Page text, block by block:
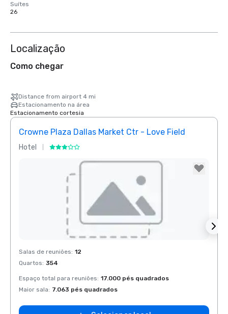
Suítes
26
Localização
Como chegar
Distance from airport 4 mi
Estacionamento na área
Estacionamento cortesia
Crowne Plaza Dallas Market Ctr - Love Field
Hotel
Removed from favorites
Salas de reuniões: 12
Quartos: 354
Espaço total para reuniões: 17.000 pés quadrados
Maior sala: 7.063 pés quadrados